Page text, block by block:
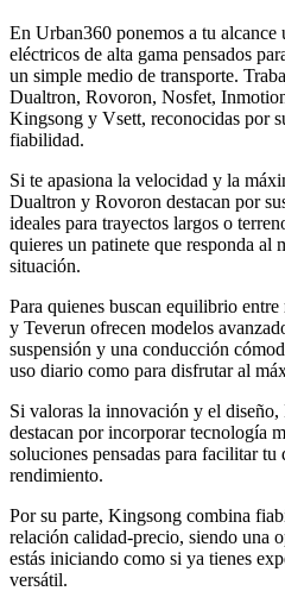
En Urban360 ponemos a tu alcance
eléctricos de alta gama pensados
un simple medio de transporte.
Dualtron, Rovoron, Nosfet,
Kingsong y Vsett, reconocidas por
fiabilidad.
Si te apasiona la velocidad y la
Dualtron y Rovoron destacan por
ideales para trayectos largos o
quieres un patinete que responda al
situación.
Para quienes buscan equilibrio
y Teverun ofrecen modelos
suspensión y una conducción
uso diario como para disfrutar al
Si valoras la innovación y el
destacan por incorporar tecnología
soluciones pensadas para facilitar
rendimiento.
Por su parte, Kingsong combina
relación calidad-precio, siendo una
estás iniciando como si ya tienes
versátil.